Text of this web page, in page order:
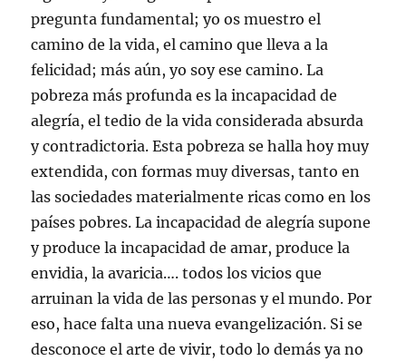
pregunta fundamental; yo os muestro el
camino de la vida, el camino que lleva a la
felicidad; más aún, yo soy ese camino. La
pobreza más profunda es la incapacidad de
alegría, el tedio de la vida considerada absurda
y contradictoria. Esta pobreza se halla hoy muy
extendida, con formas muy diversas, tanto en
las sociedades materialmente ricas como en los
países pobres. La incapacidad de alegría supone
y produce la incapacidad de amar, produce la
envidia, la avaricia…. todos los vicios que
arruinan la vida de las personas y el mundo. Por
eso, hace falta una nueva evangelización. Si se
desconoce el arte de vivir, todo lo demás ya no